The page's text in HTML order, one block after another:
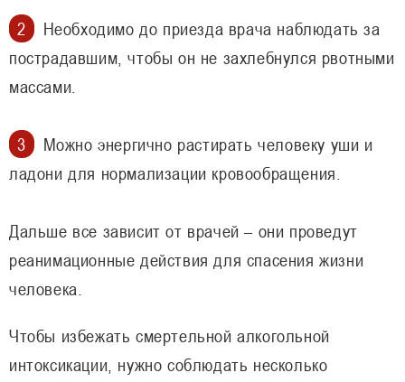
Необходимо до приезда врача наблюдать за
пострадавшим, чтобы он не захлебнулся рвотными
массами.
Можно энергично растирать человеку уши и
ладони для нормализации кровообращения.
Дальше все зависит от врачей – они проведут
реанимационные действия для спасения жизни
человека.
Чтобы избежать смертельной алкогольной
интоксикации, нужно соблюдать несколько